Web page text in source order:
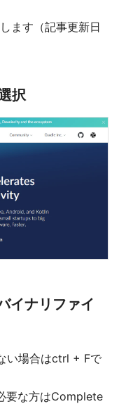
ます（記事更新日
択
イナリファイ
い場合はctrl + Fで
要な方はComplete